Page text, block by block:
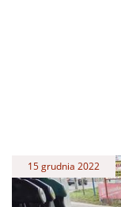
15 grudnia 2022